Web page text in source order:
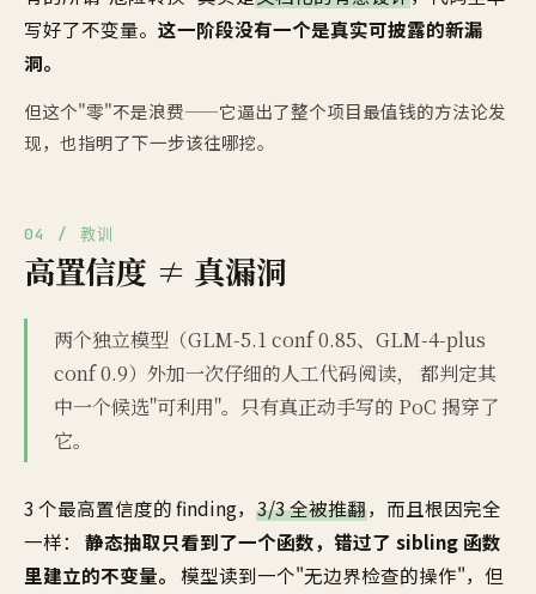
写好了不变量。 这一阶段没有一个是真实可披露的新漏
洞。
但这个"零"不是浪费——它逼出了整个项目最值钱的方法论发
现，也指明了下一步该往哪挖。
04 / 教训
高置信度 ≠ 真漏洞
两个独立模型（GLM-5.1 conf 0.85、GLM-4-plus
conf 0.9）外加一次仔细的人工代码阅读， 都判定其
中一个候选"可利用"。只有真正动手写的 PoC 揭穿了
它。
3 个最高置信度的 finding， 3/3 全被推翻，而且根因完全
一样： 静态抽取只看到了一个函数，错过了 sibling 函数
里建立的不变量。 模型读到一个"无边界检查的操作"，但